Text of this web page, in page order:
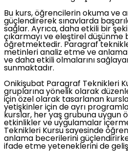
Bu kurs, öğrencilerin okuma ve
güçlendirerek sınavlarda
sağlar. Ayrıca, daha etkili bir
çıkarmayı ve eleştirel düşünme
öğretmektedir. Paragraf
metinleri analiz etme ve anlama
ve daha etkili olmalarını
sunmaktadır.
Onikişubat Paragraf Teknikleri
gruplarına yönelik olarak
için özel olarak tasarlanan
yetişkinler için de ayrı
kurslar, her yaş grubuna uygun
etkinlikler ve uygulamalar
Teknikleri Kursu sayesinde
anlama becerilerini
ifade etme yeteneklerini de